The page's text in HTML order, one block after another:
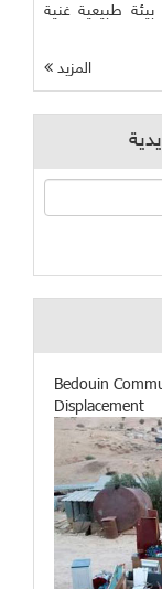
طبيعية غنية
المزيد
Bedouin
Displacement